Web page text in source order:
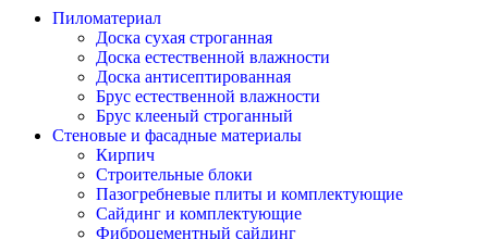
Пиломатериал
Доска сухая строганная
Доска естественной влажности
Доска антисептированная
Брус естественной влажности
Брус клееный строганный
Стеновые и фасадные материалы
Кирпич
Строительные блоки
Пазогребневые плиты и комплектующие
Сайдинг и комплектующие
Фиброцементный сайдинг